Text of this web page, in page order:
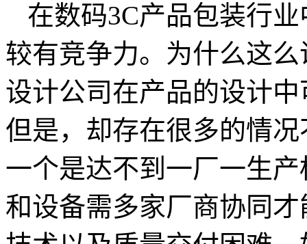
在数码3C产品包装行
较有竞争力。为什么这
设计公司在产品的设计
但是，却存在很多的情
一个是达不到一厂一生
和设备需多家厂商协同